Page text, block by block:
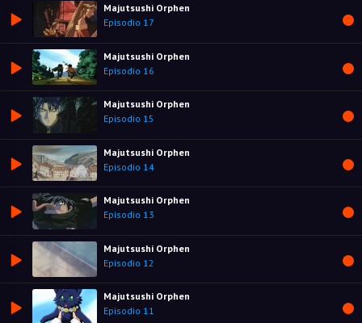
Majutsushi Orphen
Episodio 17
Majutsushi Orphen
Episodio 16
Majutsushi Orphen
Episodio 15
Majutsushi Orphen
Episodio 14
Majutsushi Orphen
Episodio 13
Majutsushi Orphen
Episodio 12
Majutsushi Orphen
Episodio 11